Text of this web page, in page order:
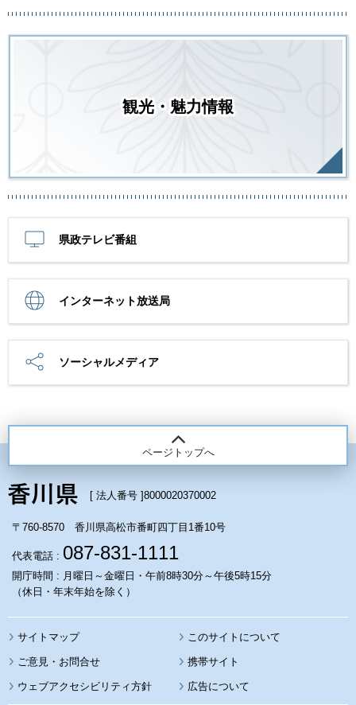
観光・魅力情報
県政テレビ番組
インターネット放送局
ソーシャルメディア
ページトップへ
[ 法人番号 ]8000020370002
〒760-8570 香川県高松市番町四丁目1番10号
代表電話 : 087-831-1111
開庁時間 : 月曜日～金曜日・午前8時30分～午後5時15分
（休日・年末年始を除く）
サイトマップ このサイトについて
携帯サイト
ウェブアクセシビリティ方針 広告について